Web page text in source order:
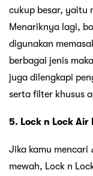
cukup besar, yaitu
Menariknya lagi,
digunakan
berbagai jenis
juga dilengkapi
serta filter khusus
5. Lock n Lock Air
Jika kamu mencari
mewah, Lock n